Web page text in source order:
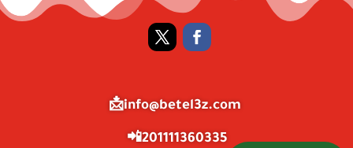
201111360335📲